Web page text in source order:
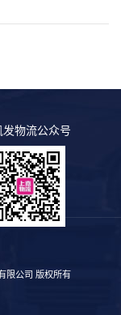
物流公众号
限公司 版权所有